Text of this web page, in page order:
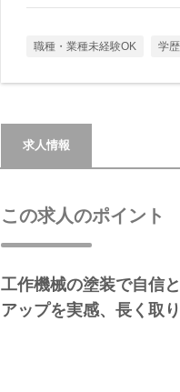
職種・業種未経験OK 学
求人情報
この求人のポイント
工作機械の塗装で自信
アップを実感、長く取